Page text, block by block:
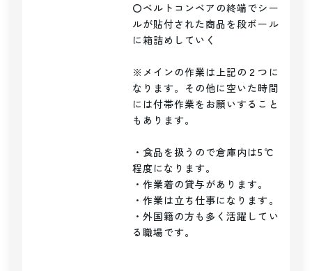
〇ベルトコンベアの終端でシー
ルが貼付された商品を段ボール
に箱詰めしていく
※メインの作業は上記の２つに
なります。その他に空いた時間
には付帯作業をお願いすること
もあります。
・食品を扱うので倉庫内は5℃
程度になります。
・作業着の貸与があります。
・作業は立ち仕事になります。
・外国籍の方も多く活躍してい
る職場です。